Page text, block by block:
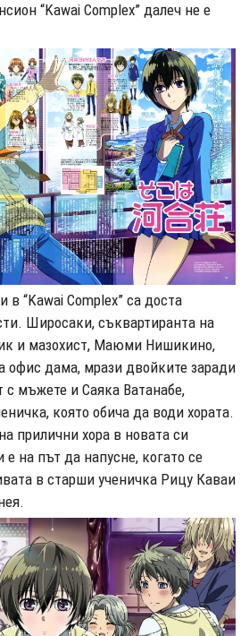
“Kawai Complex” далеч не е
в “Kawai Complex” са доста
Широсаки, съквартиранта на
и мазохист, Маюми Нишикино,
офис дама, мрази двойките заради
мъжете и Саяка Ватанабе,
която обича да води хората.
прилични хора в новата си
е на път да напусне, когато се
в старши ученичка Рицу Каваи